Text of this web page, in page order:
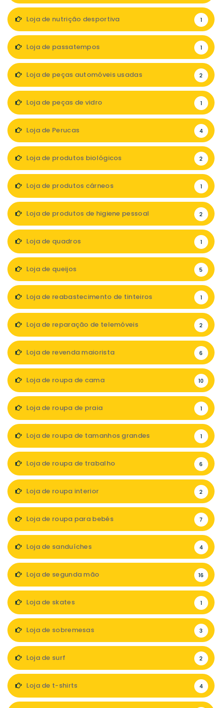
Loja de nutrição desportiva 1
Loja de passatempos 1
Loja de peças automóveis usadas 2
Loja de peças de vidro 1
Loja de Perucas 4
Loja de produtos biológicos 2
Loja de produtos cárneos 1
Loja de produtos de higiene pessoal 2
Loja de quadros 1
Loja de queijos 5
Loja de reabastecimento de tinteiros 1
Loja de reparação de telemóveis 2
Loja de revenda maiorista 6
Loja de roupa de cama 10
Loja de roupa de praia 1
Loja de roupa de tamanhos grandes 1
Loja de roupa de trabalho 6
Loja de roupa interior 2
Loja de roupa para bebés 7
Loja de sanduíches 4
Loja de segunda mão 16
Loja de skates 1
Loja de sobremesas 3
Loja de surf 2
Loja de t-shirts 4